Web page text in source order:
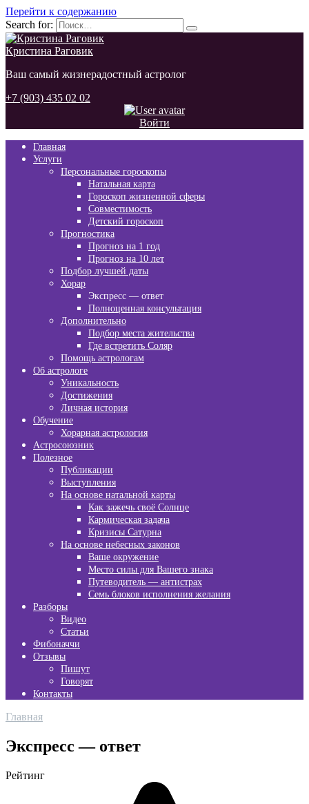
Перейти к содержанию
Search for:
Кристина Раговик
Ваш самый жизнерадостный астролог
+7 (903) 435 02 02
Войти
Главная
Услуги
Персональные гороскопы
Натальная карта
Гороскоп жизненной сферы
Совместимость
Детский гороскоп
Прогностика
Прогноз на 1 год
Прогноз на 10 лет
Подбор лучшей даты
Хорар
Экспресс — ответ
Полноценная консультация
Дополнительно
Подбор места жительства
Где встретить Соляр
Помощь астрологам
Об астрологе
Уникальность
Достижения
Личная история
Обучение
Хорарная астрология
Астросоюзник
Полезное
Публикации
Выступления
На основе натальной карты
Как зажечь своё Солнце
Кармическая задача
Кризисы Сатурна
На основе небесных законов
Ваше окружение
Место силы для Вашего знака
Путеводитель — антистрах
Семь блоков исполнения желания
Разборы
Видео
Статьи
Фибоначчи
Отзывы
Пишут
Говорят
Контакты
Главная
Экспресс — ответ
Рейтинг